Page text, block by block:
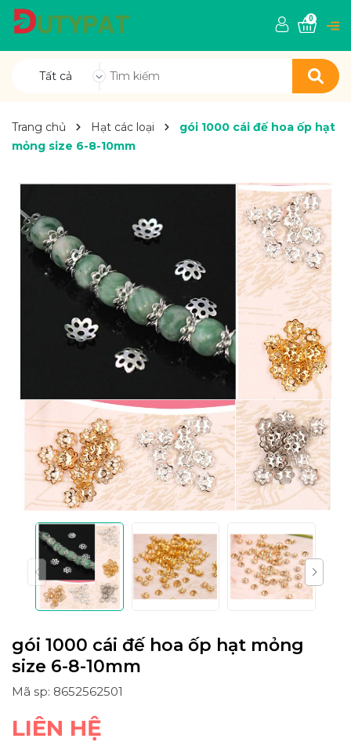
Tất cả
0
Trang chủ Hạt các loại
gói 1000 cái đế hoa ốp hạt
mỏng size 6-8-10mm
gói 1000 cái đế hoa ốp hạt mỏng
size 6-8-10mm
Mã sp: 8652562501
LIÊN HỆ